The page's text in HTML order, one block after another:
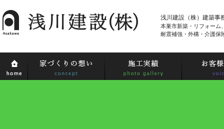
浅川建設（株）建築事
本巣市新築・リフォーム
耐震補強・外構・介護保